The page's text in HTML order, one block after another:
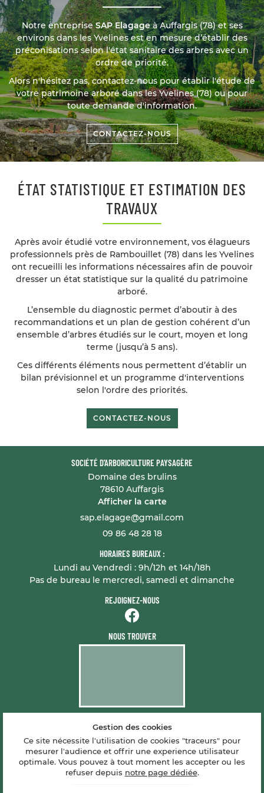
d’arbre
Abattage
de patrimoine arboré
Avis
Contact
RESTEZ
INSCRIPTION
REJOIGNEZ-
Notre entrepriseSAP Elagageà Auffargis (78) et ses
environs dans les Yvelines est en mesure d’établir des
préconisations selon l'état sanitaire des arbres avec un
ordre de priorité.
Alors n'hésitez pas, contactez-nous pour établir l'étude de
votre patrimoine arboré dans les Yvelines (78) ou pour
toute demande d'information.
CONTACTEZ-NOUS
ÉTAT STATISTIQUE ET ESTIMATION DES
TRAVAUX
Après avoir étudié votre environnement, vos élagueurs
professionnels près de Rambouillet (78) dans les Yvelines
ont recueilli les informations nécessaires afin de pouvoir
dresser un état statistique sur la qualité du patrimoine
arboré.
L’ensemble du diagnostic permet d’aboutir à des
recommandations et un plan de gestion cohérent d’un
ensemble d’arbres étudiés sur le court, moyen et long
terme (jusqu’à 5 ans).
Ces différents éléments nous permettent d’établir un
bilan prévisionnel et un programme d'interventions
selon l'ordre des priorités.
CONTACTEZ-NOUS
SOCIÉTÉ D'ARBORICULTURE PAYSAGÈRE
Domaine des brulins
78610 Auffargis
Afficher la carte
09 86 48 28 18
HORAIRES BUREAUX :
Lundi au Vendredi : 9h/12h et 14h/18h
Pas de bureau le mercredi, samedi et dimanche
REJOIGNEZ-NOUS
NOUS TROUVER
Mentions Légales
Conditions générales d'utilisation
Politique de confidentialité
Gestion des cookies
Sitemap
Gestion des cookies
Ce site nécessite l'utilisation de cookies "traceurs" pour
mesurer l'audience et offrir une experience utilisateur
optimale. Vous pouvez à tout moment les accepter ou les
refuser depuis notre page dédiée.